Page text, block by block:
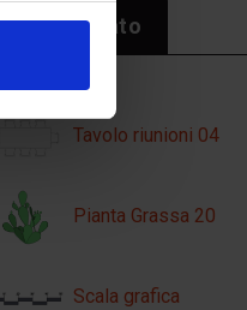
Il più cliccato
Tavolo riunioni 04
Pianta Grassa 20
Scala grafica